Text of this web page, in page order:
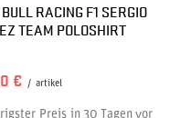
RACING F1 SERGIO
TEAM POLOSHIRT
€ / artikel
Preis in 30 Tagen vor